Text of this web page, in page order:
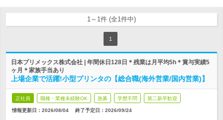
1～1件 (全1件中)
1
日本プリメックス株式会社 | 年間休日128日＊残業は月平均5h＊賞与実績5
ヶ月＊家族手当あり
上場企業で活躍!小型プリンタの【総合職(海外営業/国内営業)】
正社員 職種・業種未経験OK 急募 学歴不問 第二新卒歓迎
情報更新日：2026/08/04 終了予定日： 2026/09/24